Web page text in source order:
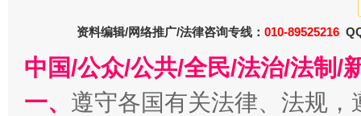
资料编辑/网络推广/法律咨询专线： 010-89525216
中国/公众/公共/全民/法治/法制/
一、 遵守各国有关法律、法规